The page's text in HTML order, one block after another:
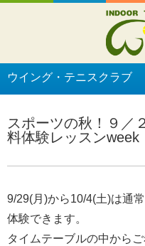
ウイング・テニスクラブ
スポーツの秋！９／
料体験レッスンweek
9/29(月)から10/4(土)は通
体験できます。
タイムテーブルの中から